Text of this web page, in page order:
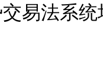
交易法系